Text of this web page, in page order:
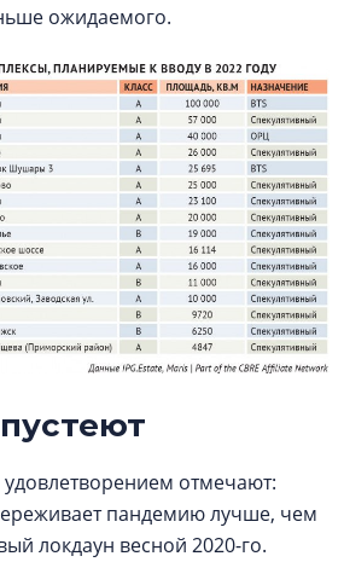
ожидаемого.
отмечают:
пандемию лучше, чем
локдаун весной 2020-го.